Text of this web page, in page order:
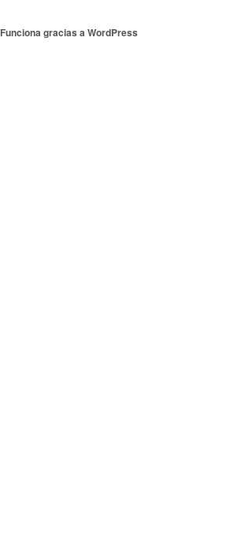
Funciona gracias a WordPress